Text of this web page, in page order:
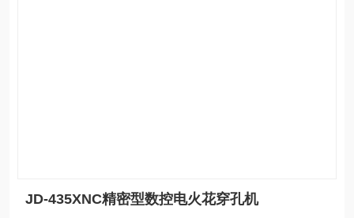
JD-435XNC精密型数控电火花穿孔机